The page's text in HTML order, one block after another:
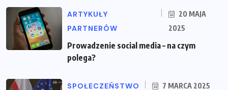
ARTYKUŁY
PARTNERÓW
20 MAJA
2025
Prowadzenie social media – na czym
polega?
SPOŁECZEŃSTWO 7 MARCA 2025